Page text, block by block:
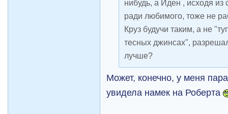
нибудь, а Иден , исходя из
ради любимого, тоже не
Круз будучи таким, а не
тесных джинсах",
лучше?
Может, конечно, у меня
увидела намек на Роберта